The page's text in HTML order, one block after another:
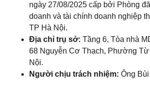
ngày 27/08/2025 cấp bởi Phòng
doanh và tài chính doanh nghiệp
TP Hà Nội.
Địa chỉ trụ sở: Tầng 6, Tòa nhà
68 Nguyễn Cơ Thạch, Phường Từ
Nội.
Người chịu trách nhiệm: Ông